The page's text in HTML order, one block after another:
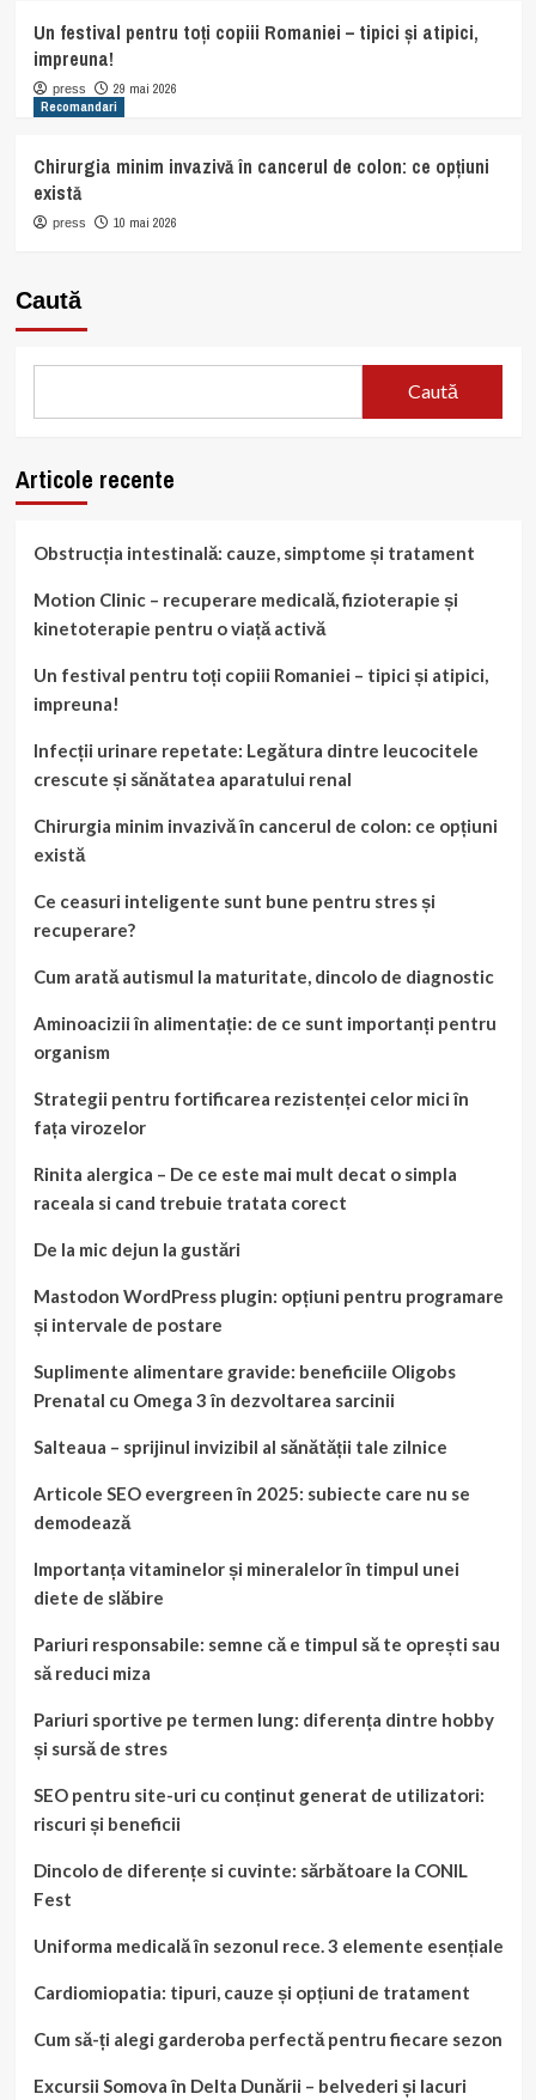
Un festival pentru toți copiii Romaniei – tipici și atipici,
impreuna!
press
29 mai 2026
Recomandari
Chirurgia minim invazivă în cancerul de colon: ce opțiuni
există
press 10 mai 2026
Caută
Caută
Articole recente
Obstrucția intestinală: cauze, simptome și tratament
Motion Clinic – recuperare medicală, fizioterapie și
kinetoterapie pentru o viață activă
Un festival pentru toți copiii Romaniei – tipici și atipici,
impreuna!
Infecții urinare repetate: Legătura dintre leucocitele
crescute și sănătatea aparatului renal
Chirurgia minim invazivă în cancerul de colon: ce opțiuni
există
Ce ceasuri inteligente sunt bune pentru stres și
recuperare?
Cum arată autismul la maturitate, dincolo de diagnostic
Aminoacizii în alimentație: de ce sunt importanți pentru
organism
Strategii pentru fortificarea rezistenței celor mici în
fața virozelor
Rinita alergica – De ce este mai mult decat o simpla
raceala si cand trebuie tratata corect
De la mic dejun la gustări
Mastodon WordPress plugin: opțiuni pentru programare
și intervale de postare
Suplimente alimentare gravide: beneficiile Oligobs
Prenatal cu Omega 3 în dezvoltarea sarcinii
Salteaua – sprijinul invizibil al sănătății tale zilnice
Articole SEO evergreen în 2025: subiecte care nu se
demodează
Importanța vitaminelor și mineralelor în timpul unei
diete de slăbire
Pariuri responsabile: semne că e timpul să te oprești sau
să reduci miza
Pariuri sportive pe termen lung: diferența dintre hobby
și sursă de stres
SEO pentru site-uri cu conținut generat de utilizatori:
riscuri și beneficii
Dincolo de diferențe si cuvinte: sărbătoare la CONIL
Fest
Uniforma medicală în sezonul rece. 3 elemente esențiale
Cardiomiopatia: tipuri, cauze și opțiuni de tratament
Cum să-ți alegi garderoba perfectă pentru fiecare sezon
Excursii Somova în Delta Dunării – belvederi și lacuri